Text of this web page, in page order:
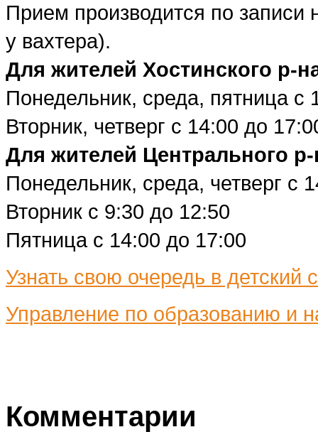
Прием производится по
у вахтера).
Для жителей Хостинского р-
Понедельник, среда, пятница с
Вторник, четверг с 14:00 до
Для жителей Центрального
Понедельник, среда, четверг с
Вторник с 9:30 до 12:50
Пятница с 14:00 до 17:00
Узнать свою очередь в детский
Управление по образованию и
Комментарии